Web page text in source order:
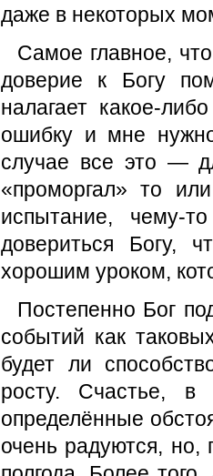
даже в некоторых
Самое главное,
доверие к Богу
налагает какое-
ошибку и мне
случае все это —
«проморгал» то
испытание, чему-
довериться Богу,
хорошим уроком,
Постепенно Бог
событий как
будет ли
росту. Счастье,
определённые
очень радуются, но,